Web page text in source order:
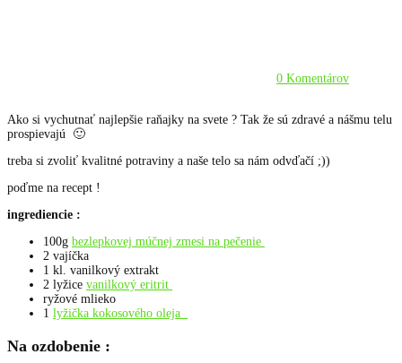
0 Komentárov
Ako si vychutnať najlepšie raňajky na svete ? Tak že sú zdravé a nášmu telu
prospievajú 🙂
treba si zvoliť kvalitné potraviny a naše telo sa nám odvďačí ;))
poďme na recept !
ingrediencie :
100g bezlepkovej múčnej zmesi na pečenie
2 vajíčka
1 kl. vanilkový extrakt
2 lyžice vanilkový eritrit
ryžové mlieko
1 lyžička kokosového oleja
Na ozdobenie :